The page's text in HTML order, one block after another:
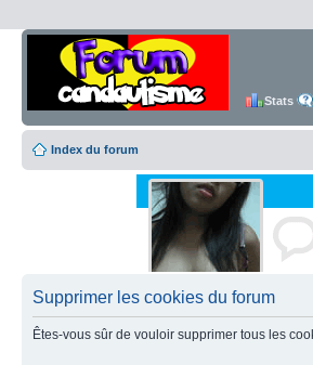
Stats
Index du forum
Supprimer les cookies du forum
Êtes-vous sûr de vouloir supprimer tous les